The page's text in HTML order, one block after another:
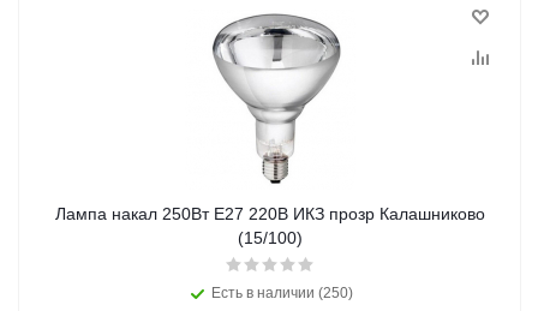
Лампа накал 250Вт E27 220В ИКЗ прозр Калашниково
(15/100)
Есть в наличии (250)